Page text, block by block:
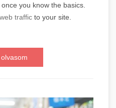
you know the basics.
web traffic to your site.